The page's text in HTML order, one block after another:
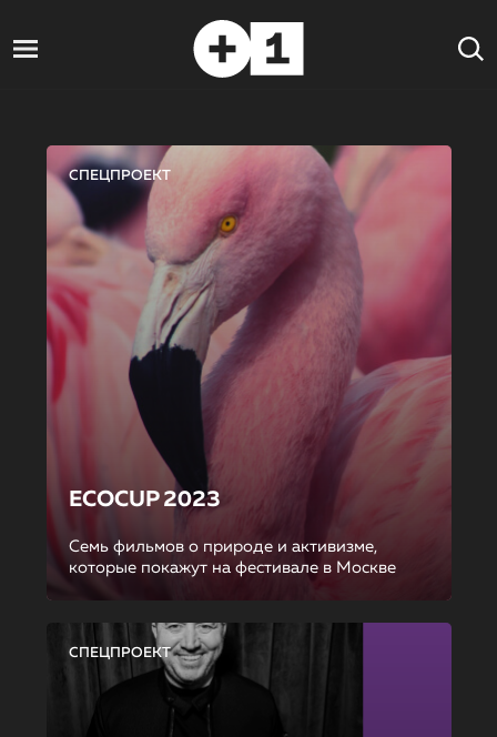
СПЕЦПРОЕКТ
ECOCUP 2023
Семь фильмов о природе и активизме,
которые покажут на фестивале в Москве
СПЕЦПРОЕКТ